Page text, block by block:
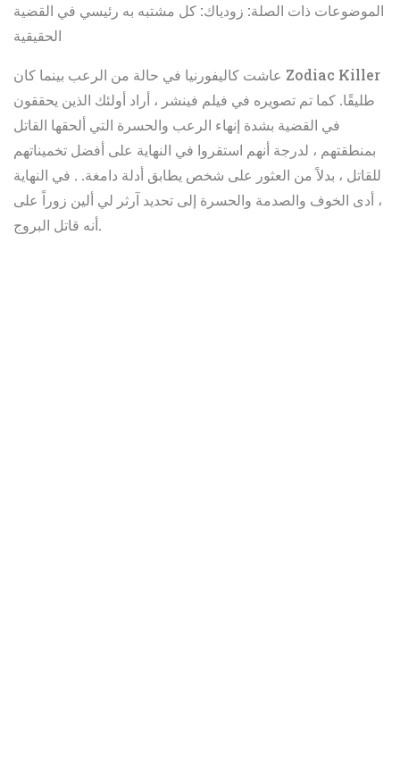
الموضوعات ذات الصلة: زودياك: كل مشتبه به رئيسي في القضية
الحقيقية
عاشت كاليفورنيا في حالة من الرعب بينما كان Zodiac Killer
طليقًا. كما تم تصويره في فيلم فينشر ، أراد أولئك الذين يحققون
في القضية بشدة إنهاء الرعب والحسرة التي ألحقها القاتل
بمنطقتهم ، لدرجة أنهم استقروا في النهاية على أفضل تخميناتهم
للقاتل ، بدلاً من العثور على شخص يطابق أدلة دامغة. . في النهاية
، أدى الخوف والصدمة والحسرة إلى تحديد آرثر لي ألين زوراً على
أنه قاتل البروج.